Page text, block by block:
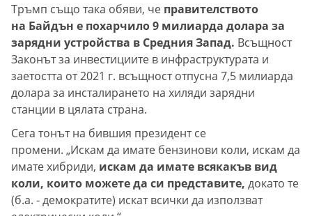
Тръмп също така обяви, че правителството
на Байдън е похарчило 9 милиарда долара за
зарядни устройства в Средния Запад. Всъщност
Законът за инвестициите в инфраструктурата и
заетостта от 2021 г. всъщност отпусна 7,5 милиарда
долара за инсталирането на хиляди зарядни
станции в цялата страна.
Сега тонът на бившия президент се
промени. „Искам да имате бензинови коли, искам да
имате хибриди, искам да имате всякакъв вид
коли, които можете да си представите, докато те
(б.а. - демократите) искат всички да използват